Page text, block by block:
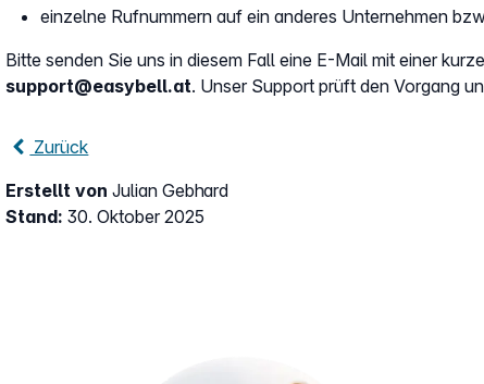
einzelne Rufnummern auf ein anderes Unternehmen
Bitte senden Sie uns in diesem Fall eine E-Mail mit einer
support@easybell.at. Unser Support prüft den Vorgang
Zurück
Erstellt von Julian Gebhard
Stand: 30. Oktober 2025